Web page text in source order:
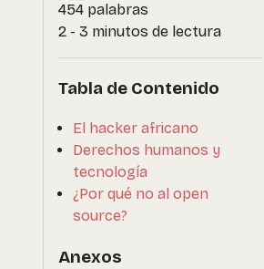
454 palabras
2 - 3 minutos de lectura
Tabla de Contenido
El hacker africano
Derechos humanos y
tecnología
¿Por qué no al open
source?
Anexos